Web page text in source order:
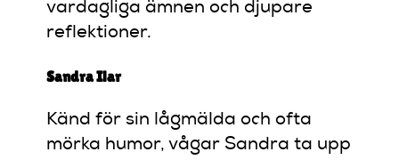
vardagliga ämnen och djupare
reflektioner.
Sandra Ilar
Känd för sin lågmälda och ofta
mörka humor, vågar Sandra ta upp